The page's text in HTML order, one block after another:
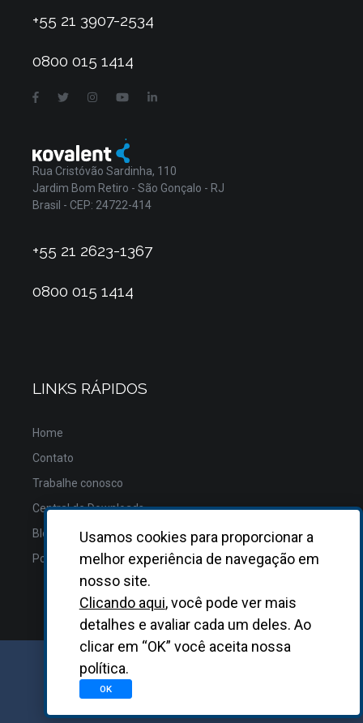
+55 21 3907-2534
0800 015 1414
Rua Cristóvão Sardinha, 110
Jardim Bom Retiro - São Gonçalo - RJ
Brasil - CEP: 24722-414
+55 21 2623-1367
0800 015 1414
LINKS RÁPIDOS
Home
Contato
Trabalhe conosco
Central de Downloads
Blog
Política de Privacidade
GRUPO BIOSYS KOVALENT |
Usamos cookies para proporcionar a
melhor experiência de navegação em
nosso site.
Clicando aqui, você pode ver mais
detalhes e avaliar cada um deles. Ao
clicar em “OK” você aceita nossa
política.
OK